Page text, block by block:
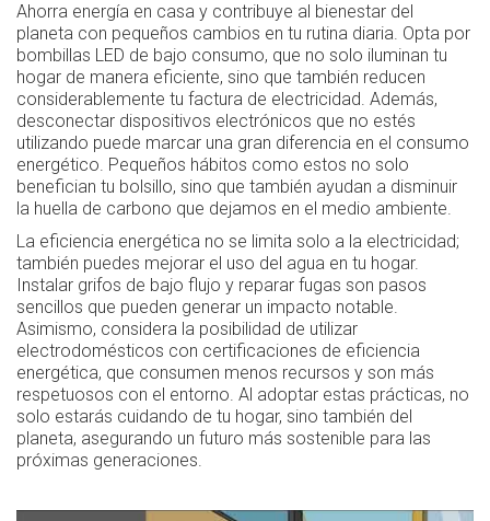
Ahorra energía en casa y contribuye al bienestar del
planeta con pequeños cambios en tu rutina diaria. Opta por
bombillas LED de bajo consumo, que no solo iluminan tu
hogar de manera eficiente, sino que también reducen
considerablemente tu factura de electricidad. Además,
desconectar dispositivos electrónicos que no estés
utilizando puede marcar una gran diferencia en el consumo
energético. Pequeños hábitos como estos no solo
benefician tu bolsillo, sino que también ayudan a disminuir
la huella de carbono que dejamos en el medio ambiente.
La eficiencia energética no se limita solo a la electricidad;
también puedes mejorar el uso del agua en tu hogar.
Instalar grifos de bajo flujo y reparar fugas son pasos
sencillos que pueden generar un impacto notable.
Asimismo, considera la posibilidad de utilizar
electrodomésticos con certificaciones de eficiencia
energética, que consumen menos recursos y son más
respetuosos con el entorno. Al adoptar estas prácticas, no
solo estarás cuidando de tu hogar, sino también del
planeta, asegurando un futuro más sostenible para las
próximas generaciones.